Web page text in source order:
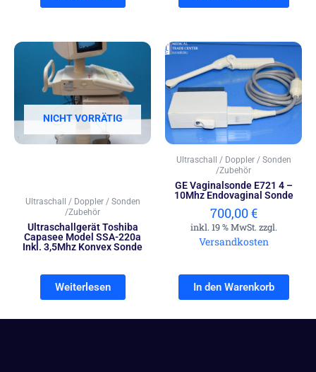
NICHT VORRÄTIG
Ultraschall / Doppler / Sonden
/Zubehör
Ultraschallgerät Toshiba
Capasee Model SSA-220a
Inkl. 3,5Mhz Konvex Sonde
Weiterlesen
Ultraschall / Doppler / Sonden
/Zubehör
GE Vaginalsonde E721 4 –
10Mhz Endovaginal Sonde
700,00€
inkl. 19 % MwSt. zzgl.
Versandkosten
In den Warenkorb